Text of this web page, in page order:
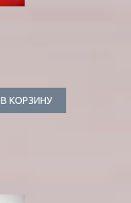
В КОРЗИНУ